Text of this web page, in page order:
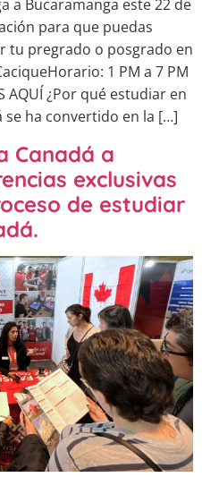
a Bucaramanga este 22 de
para que puedas
tu pregrado o posgrado en
1 PM a 7 PM
AQUÍ ¿Por qué estudiar en
se ha convertido en la […]
Canadá a
exclusivas
de estudiar